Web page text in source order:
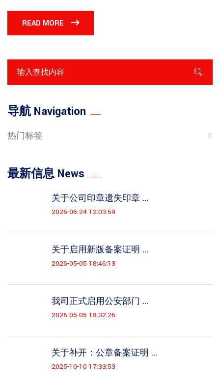
READ MORE
导航 Navigation
热门标签
最新信息 News
关于公司印章遗失印章 ...
2026-06-24 12:03:59
关于启用新版备案证明 ...
2026-05-05 18:46:13
我司正式启用公安部门 ...
2026-05-05 18:32:26
关于补开：公章备案证明 ...
2025-10-10 17:33:53